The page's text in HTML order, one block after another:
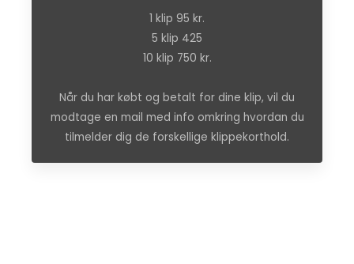
1 klip 95 kr.
5 klip 425
10 klip 750 kr.
Når du har købt og betalt for dine klip, vil du
modtage en mail med info omkring hvordan du
tilmelder dig de forskellige klippekorthold.